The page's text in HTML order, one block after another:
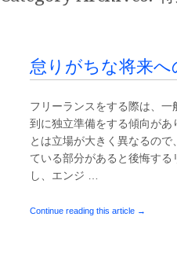
怠りがちな将来へ
フリーランスをする際は、
到に独立準備をする傾向が
とは立場が大きく異なるの
ている部分があると後悔す
し、エンジ …
Continue reading this article →